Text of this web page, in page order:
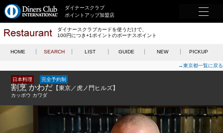
ダイナースクラブ
ポイントアップ加盟店
ダイナースクラブカードを使うだけで、
100円につき+1ポイントのボーナスポイント
HOME SEARCH LIST GUIDE NEW PICKUP
→東京都一覧に戻る
日本料理 完全予約制
割烹 かわだ 【東京／虎ノ門ヒルズ】
カッポウ カワダ